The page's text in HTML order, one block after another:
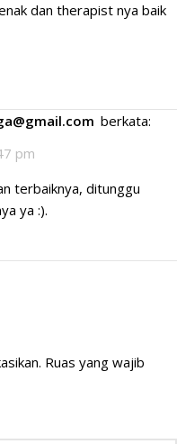
dan therapist nya baik
berkata:
pm
terbaiknya, ditunggu
ya :).
Ruas yang wajib